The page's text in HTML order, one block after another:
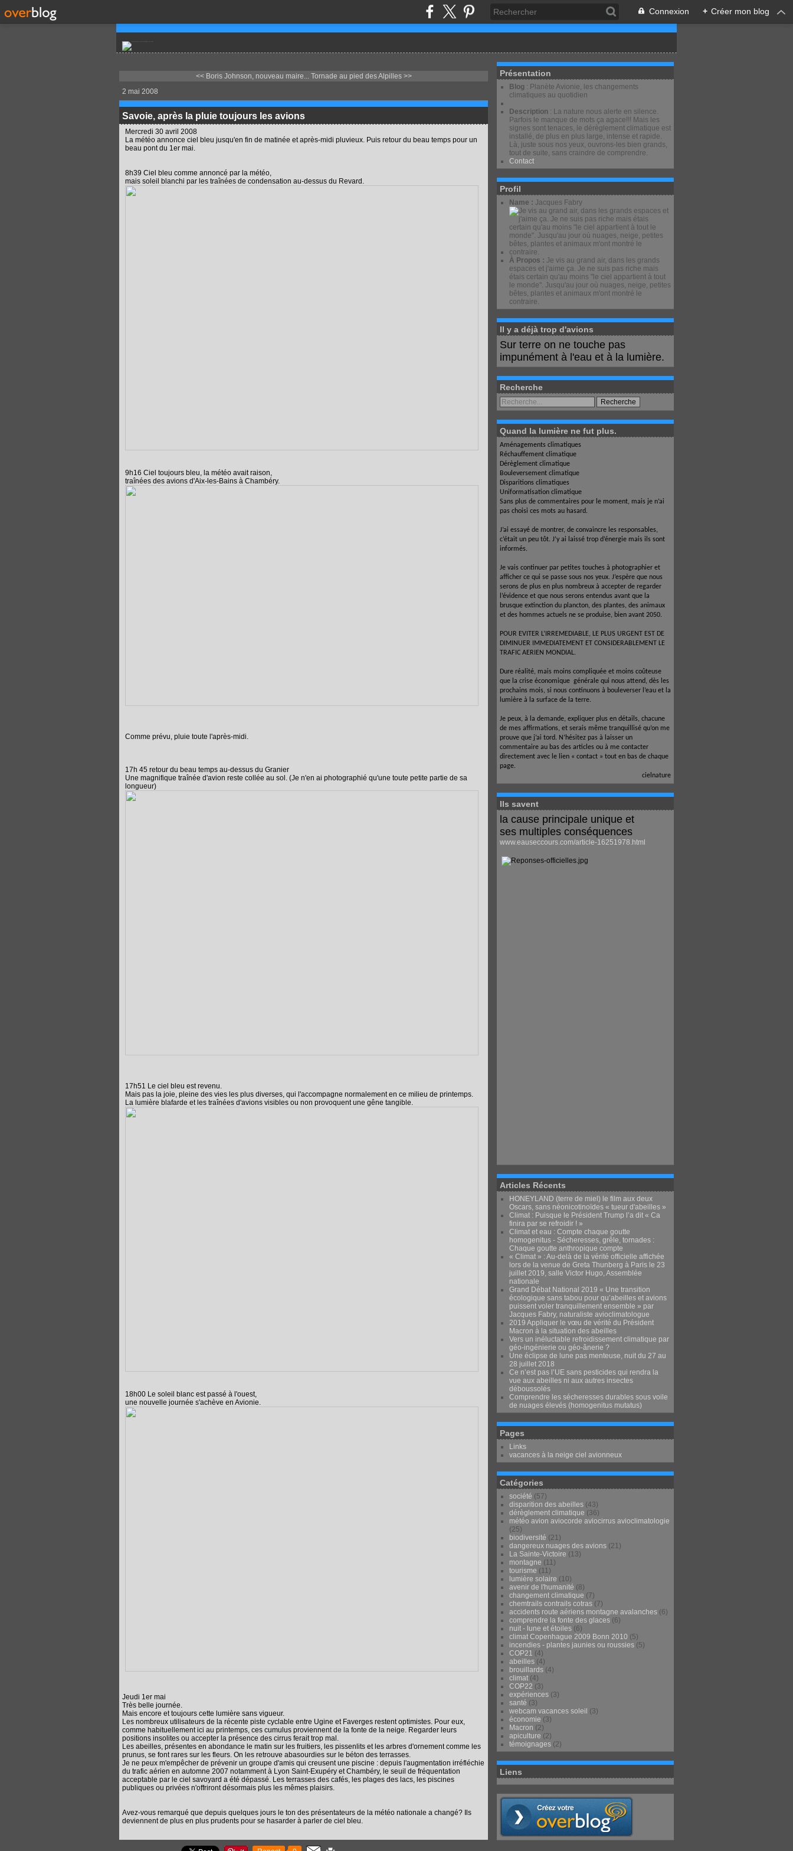
Connexion + Créer mon blog
<< Boris Johnson, nouveau maire... Tornade au pied des Alpilles >>
2 mai 2008
Savoie, après la pluie toujours les avions
Mercredi 30 avril 2008
La météo annonce ciel bleu jusqu'en fin de matinée et après-midi pluvieux. Puis retour du beau temps pour un
beau pont du 1er mai.
8h39 Ciel bleu comme annoncé par la météo,
mais soleil blanchi par les traînées de condensation au-dessus du Revard.
9h16 Ciel toujours bleu, la météo avait raison,
traînées des avions d'Aix-les-Bains à Chambéry.
Comme prévu, pluie toute l'après-midi.
17h 45 retour du beau temps au-dessus du Granier
Une magnifique traînée d'avion reste collée au sol. (Je n'en ai photographié qu'une toute petite partie de sa
longueur)
17h51 Le ciel bleu est revenu.
Mais pas la joie, pleine des vies les plus diverses, qui l'accompagne normalement en ce milieu de printemps.
La lumière blafarde et les traînées d'avions visibles ou non provoquent une gêne tangible.
18h00 Le soleil blanc est passé à l'ouest,
une nouvelle journée s'achève en Avionie.
Jeudi 1er mai
Très belle journée.
Mais encore et toujours cette lumière sans vigueur.
Les nombreux utilisateurs de la récente piste cyclable entre Ugine et Faverges restent optimistes. Pour eux,
comme habituellement ici au printemps, ces cumulus proviennent de la fonte de la neige. Regarder leurs
positions insolites ou accepter la présence des cirrus ferait trop mal.
Les abeilles, présentes en abondance le matin sur les fruitiers, les pissenlits et les arbres d'ornement comme les
prunus, se font rares sur les fleurs. On les retrouve abasourdies sur le béton des terrasses.
Je ne peux m'empêcher de prévenir un groupe d'amis qui creusent une piscine : depuis l'augmentation irréfléchie
du trafic aérien en automne 2007 notamment à Lyon Saint-Exupéry et Chambéry, le seuil de fréquentation
acceptable par le ciel savoyard a été dépassé. Les terrasses des cafés, les plages des lacs, les piscines
publiques ou privées n'offriront désormais plus les mêmes plaisirs.
Avez-vous remarqué que depuis quelques jours le ton des présentateurs de la météo nationale a changé? Ils
deviennent de plus en plus prudents pour se hasarder à parler de ciel bleu.
Présentation
Blog : Planète Avionie, les changements
climatiques au quotidien
Description : La nature nous alerte en silence.
Parfois le manque de mots ça agace!!! Mais les
signes sont tenaces, le dérèglement climatique est
installé, de plus en plus large, intense et rapide.
Là, juste sous nos yeux, ouvrons-les bien grands,
tout de suite, sans craindre de comprendre.
Contact
Profil
Name : Jacques Fabry
À Propos : Je vis au grand air, dans les grands
espaces et j'aime ça. Je ne suis pas riche mais
étais certain qu'au moins "le ciel appartient à tout
le monde". Jusqu'au jour où nuages, neige, petites
bêtes, plantes et animaux m'ont montré le
contraire.
Il y a déjà trop d'avions
Sur terre on ne touche pas
impunément à l'eau et à la lumière.
Recherche
Quand la lumière ne fut plus.
Aménagements climatiques
Réchauffement climatique
Dérèglement climatique
Bouleversement climatique
Disparitions climatiques
Uniformatisation climatique
Sans plus de commentaires pour le moment, mais je n’ai
pas choisi ces mots au hasard.
J’ai essayé de montrer, de convaincre les responsables,
c’était un peu tôt. J’y ai laissé trop d’énergie mais ils sont
informés.
Je vais continuer par petites touches à photographier et
afficher ce qui se passe sous nos yeux. J’espère que nous
serons de plus en plus nombreux à accepter de regarder
l’évidence et que nous serons entendus avant que la
brusque extinction du plancton, des plantes, des animaux
et des hommes actuels ne se produise, bien avant 2050.
POUR EVITER L’IRREMEDIABLE, LE PLUS URGENT EST DE
DIMINUER IMMEDIATEMENT ET CONSIDERABLEMENT LE
TRAFIC AERIEN MONDIAL.
Dure réalité, mais moins compliquée et moins coûteuse
que la crise économique générale qui nous attend, dès les
prochains mois, si nous continuons à bouleverser l’eau et la
lumière à la surface de la terre.
Je peux, à la demande, expliquer plus en détails, chacune
de mes affirmations, et serais même tranquillisé qu’on me
prouve que j’ai tord. N’hésitez pas à laisser un
commentaire au bas des articles ou à me contacter
directement avec le lien « contact » tout en bas de chaque
page.
cielnature
Ils savent
la cause principale unique et
ses multiples conséquences
www.eauseccours.com/article-16251978.html
Articles Récents
HONEYLAND (terre de miel) le film aux deux
Oscars, sans néonicotinoïdes « tueur d'abeilles »
Climat : Puisque le Président Trump l’a dit « Ca
finira par se refroidir ! »
Climat et eau : Compte chaque goutte
homogenitus - Sécheresses, grêle, tornades :
Chaque goutte anthropique compte
« Climat » : Au-delà de la vérité officielle affichée
lors de la venue de Greta Thunberg à Paris le 23
juillet 2019, salle Victor Hugo, Assemblée
nationale
Grand Débat National 2019 « Une transition
écologique sans tabou pour qu’abeilles et avions
puissent voler tranquillement ensemble » par
Jacques Fabry, naturaliste avioclimatologue
2019 Appliquer le vœu de vérité du Président
Macron à la situation des abeilles
Vers un inéluctable refroidissement climatique par
géo-ingénierie ou géo-ânerie ?
Une éclipse de lune pas menteuse, nuit du 27 au
28 juillet 2018
Ce n’est pas l’UE sans pesticides qui rendra la
vue aux abeilles ni aux autres insectes
déboussolés
Comprendre les sécheresses durables sous voile
de nuages élevés (homogenitus mutatus)
Pages
Links
vacances à la neige ciel avionneux
Catégories
société (57)
disparition des abeilles (43)
dérèglement climatique (36)
météo avion aviocorde aviocirrus avioclimatologie
(25)
biodiversité (21)
dangereux nuages des avions (21)
La Sainte-Victoire (13)
montagne (11)
tourisme (11)
lumière solaire (10)
avenir de l'humanité (8)
changement climatique (7)
chemtrails contrails cotras (7)
accidents route aériens montagne avalanches (6)
comprendre la fonte des glaces (6)
nuit - lune et étoiles (6)
climat Copenhague 2009 Bonn 2010 (5)
incendies - plantes jaunies ou roussies (5)
COP21 (4)
abeilles (4)
brouillards (4)
climat (4)
COP22 (3)
expériences (3)
santé (3)
webcam vacances soleil (3)
économie (3)
Macron (2)
apiculture (2)
témoignages (2)
Liens